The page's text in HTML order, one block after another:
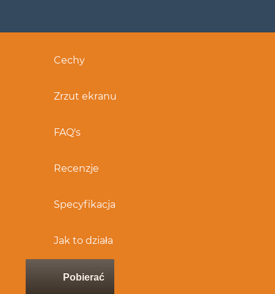
Cechy
Zrzut ekranu
FAQ's
Recenzje
Specyfikacja
Jak to działa
Pobierać